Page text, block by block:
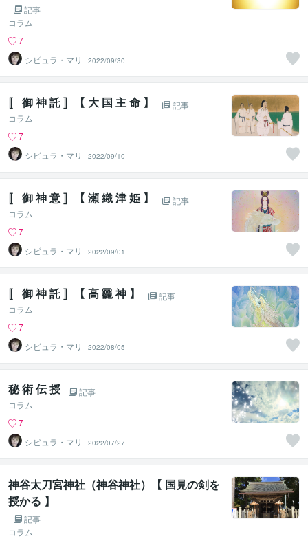
記事
コラム
7
シビュラ・マリ
2022/09/30
〚 御 神 託 〛【 大 国 主 命 】
記事
コラム
7
シビュラ・マリ
2022/09/10
〚 御 神 意 〛【 瀬 織 津 姫 】
記事
コラム
7
シビュラ・マリ
2022/09/01
〚 御 神 託 〛【 高 龗 神 】
記事
コラム
7
シビュラ・マリ
2022/08/05
秘 術 伝 授
記事
コラム
7
シビュラ・マリ
2022/07/27
神谷太刀宮神社（神谷神社）【 国見の剣を
授かる 】
記事
コラム